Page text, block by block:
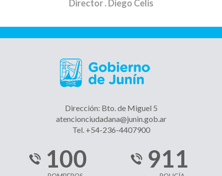
Director. Diego Celis
Dirección: Bto. de Miguel 5
atencionciudadana@junin.gob.ar
Tel. +54-236-4407900
100 911